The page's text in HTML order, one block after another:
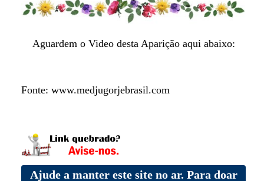
Aguardem o Video desta Aparição aqui abaixo:
Fonte: www.medjugorjebrasil.com
Ajude a manter este site no ar. Para doar